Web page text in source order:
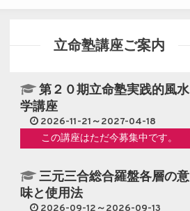
立命塾講座ご案内
第２０期立命塾実践的風水
学講座
2026-11-21～2027-04-18
この講座はただ今募集中です。
三元三合総合羅盤各層の意
味と使用法
2026-09-12～2026-09-13